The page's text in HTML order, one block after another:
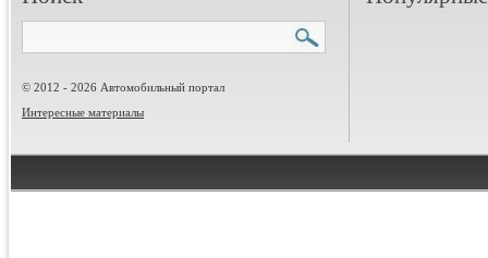
© 2012 - 2026 Автомобильный портал
Интересные материалы